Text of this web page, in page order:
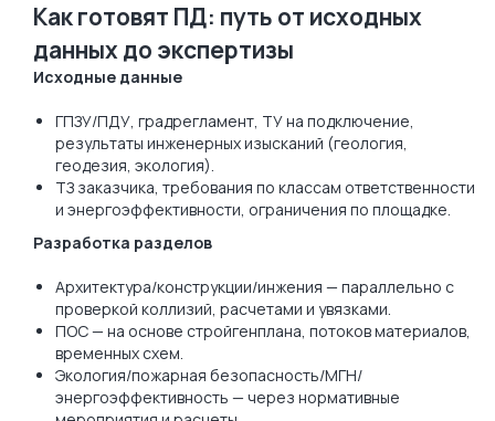
Как готовят ПД: путь от исходных
данных до экспертизы
Исходные данные
ГПЗУ/ПДУ, градрегламент, ТУ на подключение,
результаты инженерных изысканий (геология,
геодезия, экология).
ТЗ заказчика, требования по классам ответственности
и энергоэффективности, ограничения по площадке.
Разработка разделов
Архитектура/конструкции/инжения — параллельно с
проверкой коллизий, расчетами и увязками.
ПОС — на основе стройгенплана, потоков материалов,
временных схем.
Экология/пожарная безопасность/МГН/
энергоэффективность — через нормативные